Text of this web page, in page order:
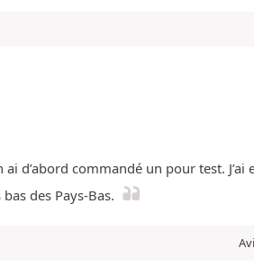
ai d’abord commandé un pour test.
des Pays-Bas.